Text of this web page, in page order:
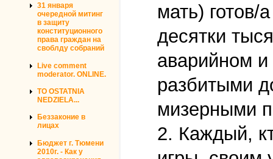
31 января
очередной митинг
в защиту
конституционного
права граждан на
своблду собраний
Live comment
moderator. ONLINE.
TO OSTATNIA
NEDZIELA...
Беззаконие в
лицах
Бюджет г. Тюмени
2010г. - Как у
мать) готов/
десятки
аварийном
разбитыми
мизерными
2. Каждый,